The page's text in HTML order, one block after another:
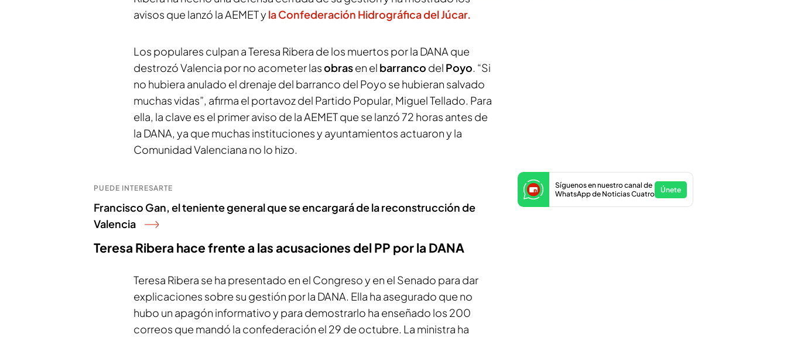
avisos que lanzó la AEMET y la Confederación Hidrográfica del Júcar.
Los populares culpan a Teresa Ribera de los muertos por la DANA que
destrozó Valencia por no acometer lasobrasen el barranco del Poyo. “Si
no hubiera anulado el drenaje del barranco del Poyo se hubieran salvado
muchas vidas”, afirma el portavoz del Partido Popular, Miguel Tellado. Para
ella, la clave es el primer aviso de la AEMET que se lanzó 72 horas antes de
la DANA, ya que muchas instituciones y ayuntamientos actuaron y la
Comunidad Valenciana no lo hizo.
PUEDE INTERESARTE
Francisco Gan, el teniente general que se encargará de la reconstrucción de
Valencia
Teresa Ribera hace frente a las acusaciones del PP por la DANA
Teresa Ribera se ha presentado en el Congreso y en el Senado para dar
explicaciones sobre su gestión por la DANA. Ella ha asegurado que no
hubo un apagón informativo y para demostrarlo ha enseñado los 200
correos que mandó la confederación el 29 de octubre. La ministra ha
Síguenos en nuestro canal de
WhatsApp de Noticias Cuatro
Únete